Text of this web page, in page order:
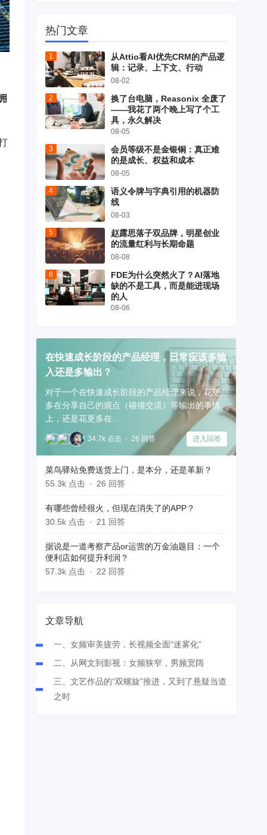
热门文章
从Attio看AI优先CRM的产品逻
辑：记录、上下文、行动
08-02
换了台电脑，Reasonix 全废了
——我花了两个晚上写了个工
具，永久解决
08-05
会员等级不是金银铜：真正难
的是成长、权益和成本
08-05
语义令牌与字典引用的机器防
线
08-03
赵露思落子双品牌，明星创业
的流量红利与长期命题
08-08
FDE为什么突然火了？AI落地
缺的不是工具，而是能进现场
的人
08-06
在快速成长阶段的产品经理，日常应该多输
入还是多输出？
对于一个在快速成长阶段的产品经理来说，花更
多在分享自己的观点（碰撞交流）等输出的事情
上，还是花更多在...
34.7k 点击 26 回答 进入回答
菜鸟驿站免费送货上门，是本分，还是革新？
55.3k 点击
26 回答
有哪些曾经很火，但现在消失了的APP？
30.5k 点击
21 回答
据说是一道考察产品or运营的万金油题目：一个
便利店如何提升利润？
57.3k 点击
22 回答
文章导航
一、女频审美疲劳，长视频全面“迷雾化”
二、从网文到影视：女频狭窄，男频宽阔
三、文艺作品的“双螺旋”推进，又到了悬疑当道
之时